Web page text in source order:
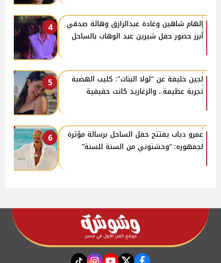
4
إلهام شاهين وغادة عبدالرازق وهالة صدقي
أبرز حضور حفل شيرين عبد الوهاب بالساحل
5
لجين خليفة عن "لولا البنات": كليب الهضبة
تجربة عظيمة.. والزغاريد كانت حقيقية
6
عمرو دياب يفتتح حفل الساحل برسالة مؤثرة
لجمهوره: “وحشتوني من السنة للسنة”